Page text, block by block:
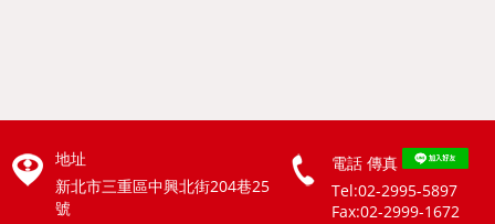
地址
新北市三重區中興北街204巷25
號
電話 傳真
Tel:02-2995-5897
Fax:02-2999-1672